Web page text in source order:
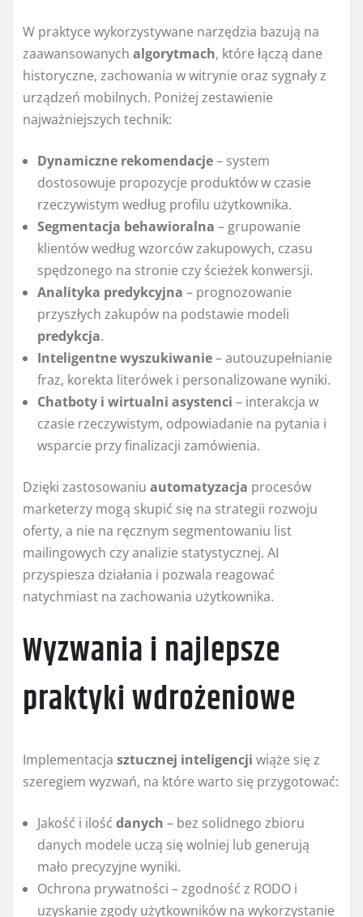
W praktyce wykorzystywane narzędzia bazują na
zaawansowanych algorytmach, które łączą dane
historyczne, zachowania w witrynie oraz sygnały z
urządzeń mobilnych. Poniżej zestawienie
najważniejszych technik:
Dynamiczne rekomendacje– system
dostosowuje propozycje produktów w czasie
rzeczywistym według profilu użytkownika.
Segmentacja behawioralna – grupowanie
klientów według wzorców zakupowych, czasu
spędzonego na stronie czy ścieżek konwersji.
Analityka predykcyjna – prognozowanie
przyszłych zakupów na podstawie modeli
predykcja.
Inteligentne wyszukiwanie– autouzupełnianie
fraz, korekta literówek i personalizowane wyniki.
Chatboty i wirtualni asystenci – interakcja w
czasie rzeczywistym, odpowiadanie na pytania i
wsparcie przy finalizacji zamówienia.
Dzięki zastosowaniu automatyzacja procesów
marketerzy mogą skupić się na strategii rozwoju
oferty, a nie na ręcznym segmentowaniu list
mailingowych czy analizie statystycznej. AI
przyspiesza działania i pozwala reagować
natychmiast na zachowania użytkownika.
Wyzwania i najlepsze
praktyki wdrożeniowe
Implementacja sztucznej inteligencji wiąże się z
szeregiem wyzwań, na które warto się przygotować:
Jakość i ilość danych – bez solidnego zbioru
danych modele uczą się wolniej lub generują
mało precyzyjne wyniki.
Ochrona prywatności – zgodność z RODO i
uzyskanie zgody użytkowników na wykorzystanie